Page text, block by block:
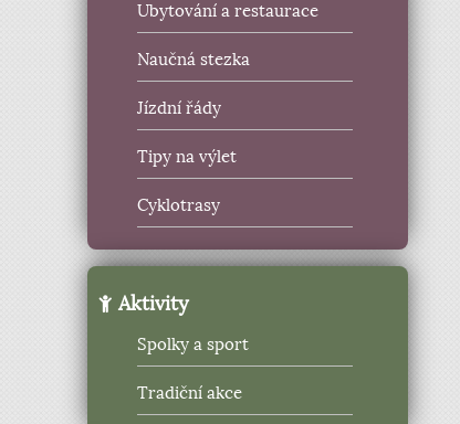
Ubytování a restaurace
Naučná stezka
Jízdní řády
Tipy na výlet
Cyklotrasy
Aktivity
Spolky a sport
Tradiční akce